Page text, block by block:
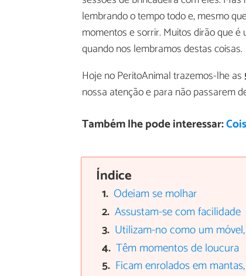
lembrando o tempo todo e, mesmo
momentos e sorrir. Muitos dirão que
quando nos lembramos destas coisas.
Hoje no PeritoAnimal trazemos-lhe as
nossa atenção e para não passarem
Também lhe pode interessar:
Índice
Odeiam se molhar
Assustam-se com facilidade
Utilizam-no como um móvel,
Têm momentos de loucura
Ficam enrolados em